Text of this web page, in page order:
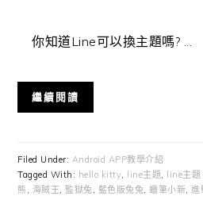
你知道Line可以換主題嗎? ...
繼續閱讀
Filed Under: Android APP教學介紹
Tagged With: hello kitty, line主題, line主
熊 , 海賊王, 監獄兔, 藍色版兔兔,蠟筆小新,進